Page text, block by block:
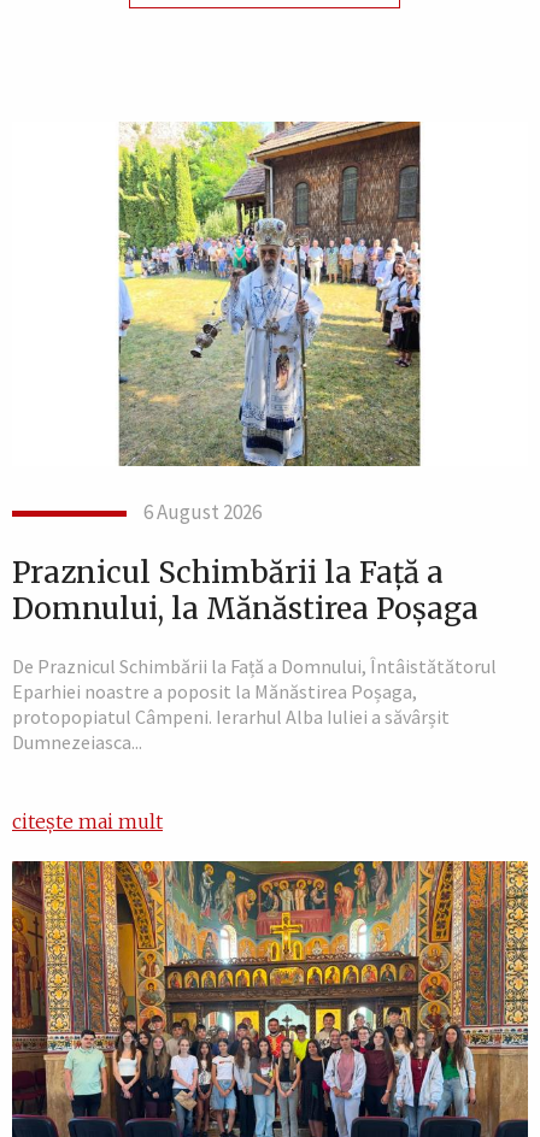
6 August 2026
Praznicul Schimbării la Față a
Domnului, la Mănăstirea Poșaga
De Praznicul Schimbării la Față a Domnului, Întâistătătorul
Eparhiei noastre a poposit la Mănăstirea Poșaga,
protopopiatul Câmpeni. Ierarhul Alba Iuliei a săvârșit
Dumnezeiasca...
citește mai mult